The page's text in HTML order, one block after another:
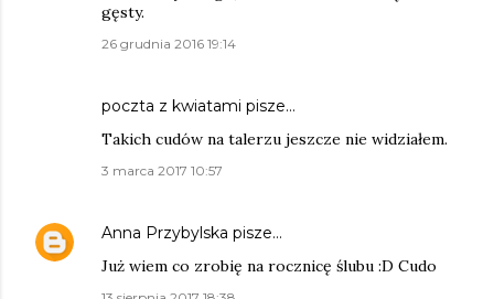
gęsty.
26 grudnia 2016 19:14
poczta z kwiatami pisze…
Takich cudów na talerzu jeszcze nie widziałem.
3 marca 2017 10:57
Anna Przybylska pisze…
Już wiem co zrobię na rocznicę ślubu :D Cudo